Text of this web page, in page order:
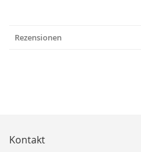
Rezensionen
Kontakt